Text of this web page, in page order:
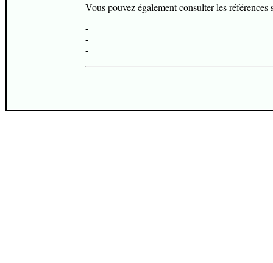
Vous pouvez également consulter les références
-
-
-